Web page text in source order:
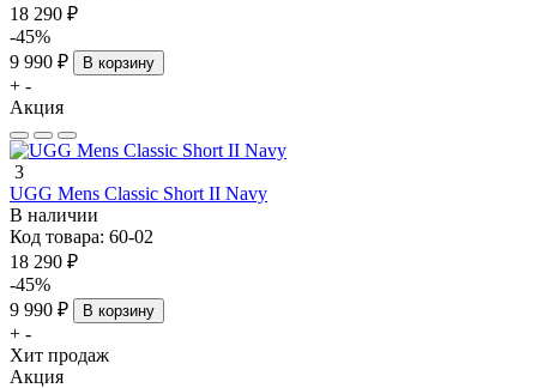
18 290 ₽
-45%
9 990 ₽
В корзину
+ -
Акция
3
UGG Mens Classic Short II Navy
В наличии
Код товара: 60-02
18 290 ₽
-45%
9 990 ₽
В корзину
+ -
Хит продаж
Акция